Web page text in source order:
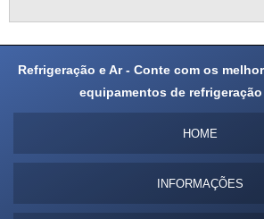
Refrigeração e Ar - Conte com os
equipamentos de
HOME
INFORMAÇÕES